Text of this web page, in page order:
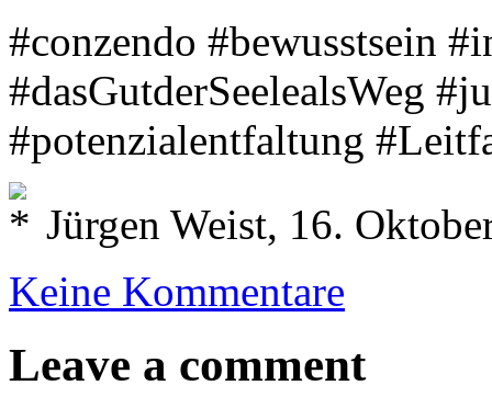
#conzendo #bewusstsein
#dasGutderSeelealsWeg
#potenzialentfaltung
Jürgen Weist, 16.
Keine Kommentare
Leave a comment